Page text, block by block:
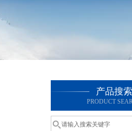
产品搜索
PRODUCT